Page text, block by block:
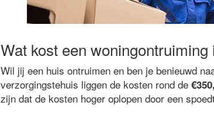
Wat kost een
Wil jij een huis ontruimen en ben je benieuwd
verzorgingstehuis liggen de kosten rond de
zijn dat de kosten hoger oplopen door een